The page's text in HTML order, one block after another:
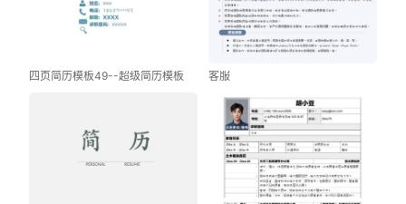
四页简历模板49--超级简历模板 客服